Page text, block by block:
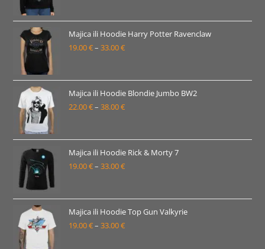
od
19.00 €
do
Majica ili Hoodie Harry Potter Ravenclaw
19.00€– 33.00€Raspon
od
19.00 €
do
Majica ili Hoodie Blondie Jumbo BW2
22.00€– 38.00€Raspon
od
22.00 €
do
Majica ili Hoodie Rick & Morty 7
19.00€– 33.00€Raspon
od
19.00 €
do
Majica ili Hoodie Top Gun Valkyrie
19.00€– 33.00€Raspon